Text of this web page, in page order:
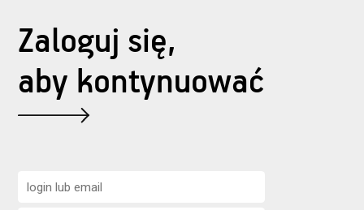
Zaloguj się,
aby kontynuować